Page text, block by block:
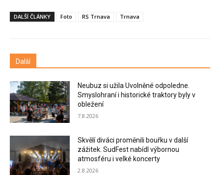
DALŠÍ ČLÁNKY Foto RS Trnava Trnava
Další
Neubuz si užila Uvolněné odpoledne.
Smyslohraní i historické traktory byly v
obležení
7.8.2026
Skvělí diváci proměnili bouřku v další
zážitek. SudFest nabídl výbornou
atmosféru i velké koncerty
2.8.2026